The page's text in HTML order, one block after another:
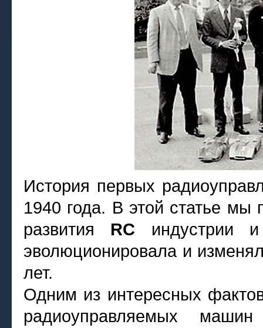
История первых
1940 года. В этой статье мы
развития
RC
индустрии
эволюционировала и
лет.
Одним из интересных
радиоуправляемых